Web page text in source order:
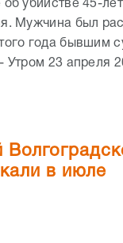
убийстве 45-
Мужчина был
года бывшим
Утром 23 апреля
в июле